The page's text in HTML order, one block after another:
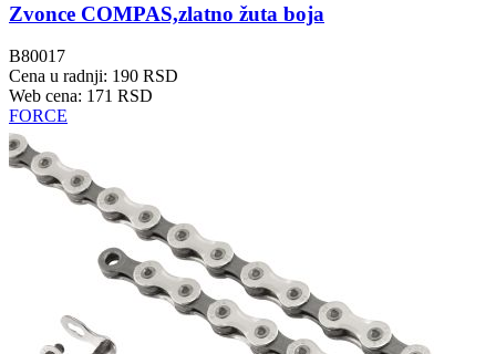
Zvonce COMPAS,zlatno žuta boja
B80017
Cena u radnji: 190 RSD
Web cena: 171 RSD
FORCE